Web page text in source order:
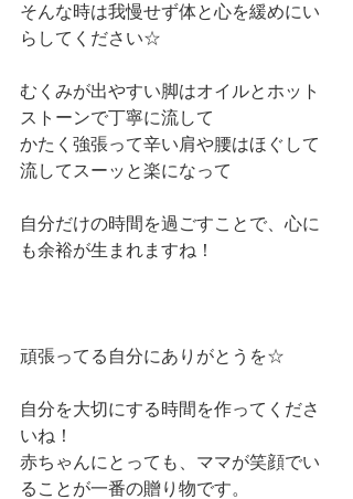
そんな時は我慢せず体と心を緩めにい
らしてください☆
むくみが出やすい脚はオイルとホット
ストーンで丁寧に流して
かたく強張って辛い肩や腰はほぐして
流してスーッと楽になって
自分だけの時間を過ごすことで、心に
も余裕が生まれますね！
頑張ってる自分にありがとうを☆
自分を大切にする時間を作ってくださ
いね！
赤ちゃんにとっても、ママが笑顔でい
ることが一番の贈り物です。